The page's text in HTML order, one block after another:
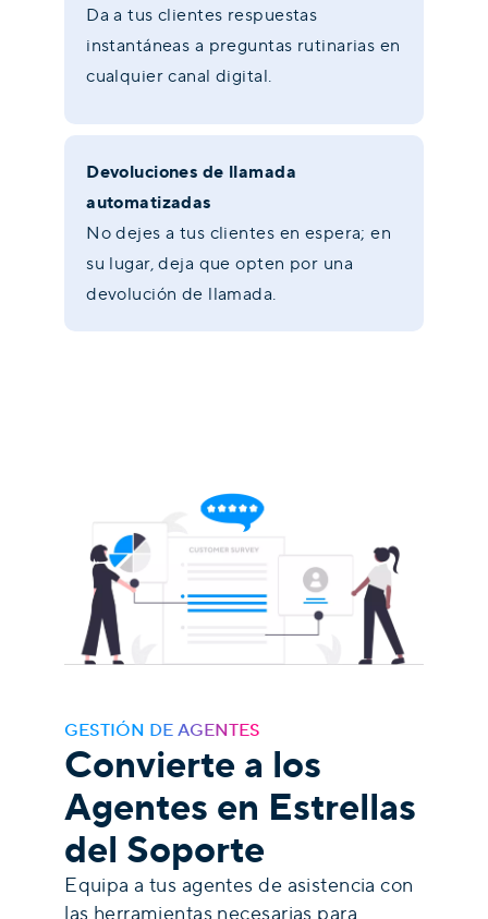
Da a tus clientes respuestas
instantáneas a preguntas rutinarias en
cualquier canal digital.
Devoluciones de llamada
automatizadas
No dejes a tus clientes en espera; en
su lugar, deja que opten por una
devolución de llamada.
GESTIÓN DE AGENTES
Convierte a los
Agentes en Estrellas
del Soporte
Equipa a tus agentes de asistencia con
las herramientas necesarias para